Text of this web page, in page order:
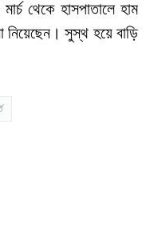
থেকে হাসপাতালে হাম
নিয়েছেন। সুস্থ হয়ে বাড়ি